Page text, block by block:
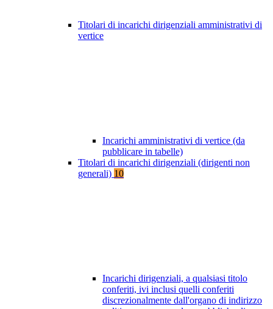
Titolari di incarichi dirigenziali amministrativi di
vertice
Incarichi amministrativi di vertice (da
pubblicare in tabelle)
Titolari di incarichi dirigenziali (dirigenti non
generali) 10
Incarichi dirigenziali, a qualsiasi titolo
conferiti, ivi inclusi quelli conferiti
discrezionalmente dall'organo di indirizzo